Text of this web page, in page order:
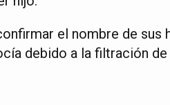
el nombre de sus
debido a la filtración